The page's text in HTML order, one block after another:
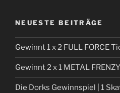
NEUESTE BEITRÄGE
Gewinnt 1 x 2 FULL FORCE
Gewinnt 2 x 1 METAL
Die Dorks Gewinnspiel | 1